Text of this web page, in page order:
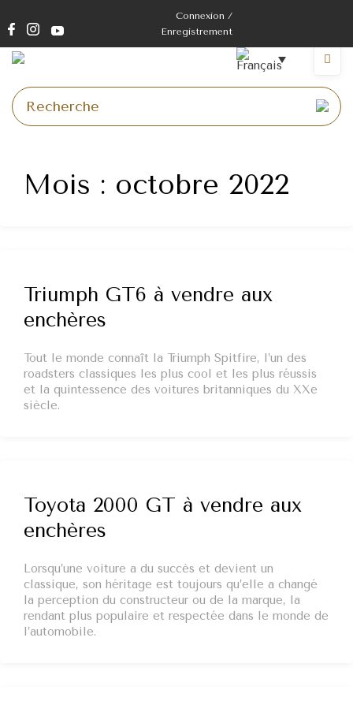
content
Connexion /
Enregistrement
Menu
Mois : octobre 2022
Triumph GT6 à vendre aux
enchères
Tout le monde connaît la Triumph Spitfire, l’un des
roadsters classiques les plus cool et les plus réussis
et la quintessence des voitures britanniques du XXe
siècle.
Toyota 2000 GT à vendre aux
enchères
Lorsqu’une voiture a du succès et devient un
classique, son héritage est toujours qu’elle a changé
la perception du constructeur ou de la marque, la
rendant plus populaire et respectée dans le monde de
l’automobile.